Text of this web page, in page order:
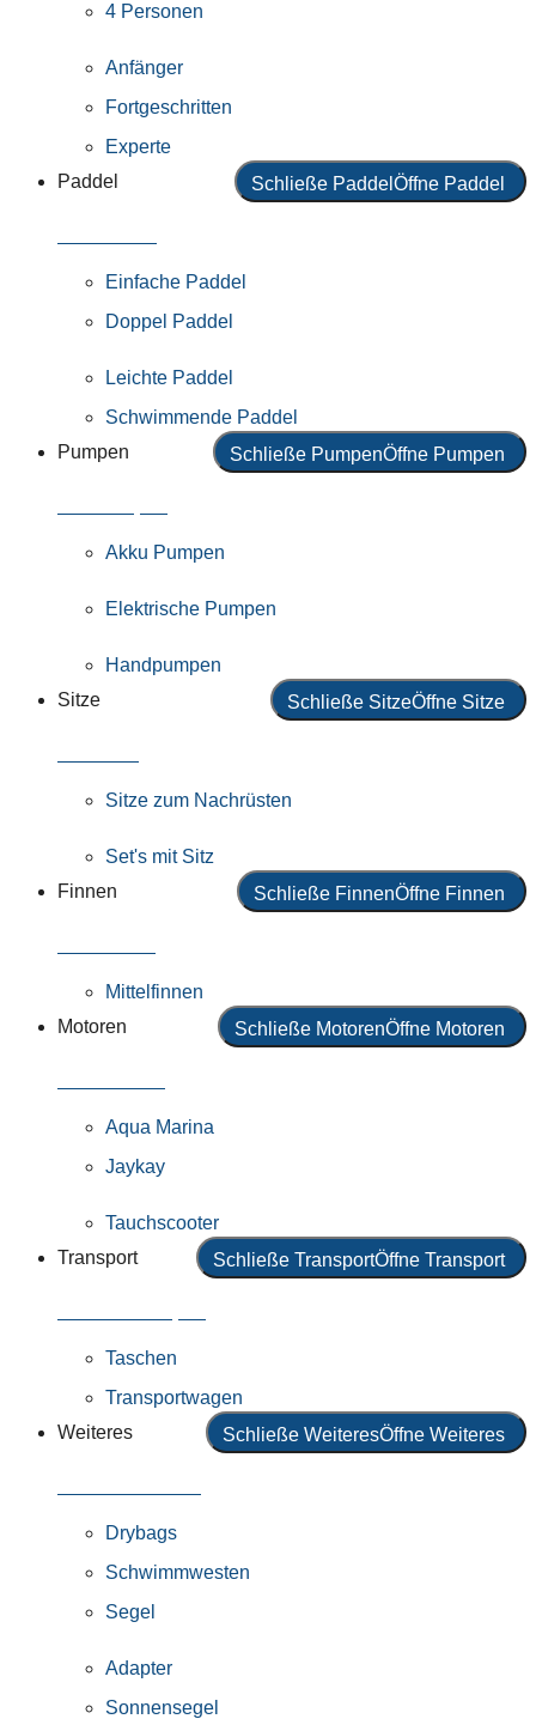
4 Personen
Anfänger
Fortgeschritten
Experte
Paddel
Schließe Paddel Öffne Paddel
Einfache Paddel
Doppel Paddel
Leichte Paddel
Schwimmende Paddel
Pumpen
Schließe PumpenÖffne Pumpen
Akku Pumpen
Elektrische Pumpen
Handpumpen
Sitze
Schließe SitzeÖffne Sitze
Sitze zum Nachrüsten
Set's mit Sitz
Finnen
Schließe FinnenÖffne Finnen
Mittelfinnen
Motoren
Schließe MotorenÖffne Motoren
Aqua Marina
Jaykay
Tauchscooter
Transport
Schließe TransportÖffne Transport
Taschen
Transportwagen
Weiteres
Schließe WeiteresÖffne Weiteres
Drybags
Schwimmwesten
Segel
Adapter
Sonnensegel